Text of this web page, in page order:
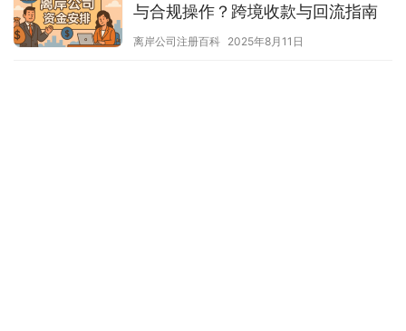
与合规操作？跨境收款与回流指南
离岸公司注册百科 2025年8月11日